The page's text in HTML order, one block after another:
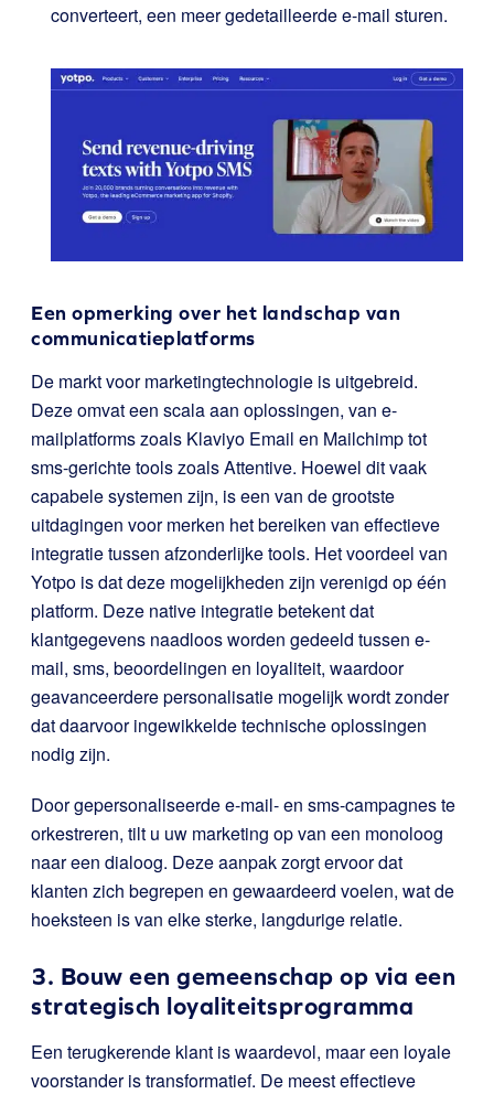
converteert, een meer gedetailleerde e-mail sturen.
Een opmerking over het landschap van
communicatieplatforms
De markt voor marketingtechnologie is uitgebreid.
Deze omvat een scala aan oplossingen, van e-
mailplatforms zoals Klaviyo Email en Mailchimp tot
sms-gerichte tools zoals Attentive. Hoewel dit vaak
capabele systemen zijn, is een van de grootste
uitdagingen voor merken het bereiken van effectieve
integratie tussen afzonderlijke tools. Het voordeel van
Yotpo is dat deze mogelijkheden zijn verenigd op één
platform. Deze native integratie betekent dat
klantgegevens naadloos worden gedeeld tussen e-
mail, sms, beoordelingen en loyaliteit, waardoor
geavanceerdere personalisatie mogelijk wordt zonder
dat daarvoor ingewikkelde technische oplossingen
nodig zijn.
Door gepersonaliseerde e-mail- en sms-campagnes te
orkestreren, tilt u uw marketing op van een monoloog
naar een dialoog. Deze aanpak zorgt ervoor dat
klanten zich begrepen en gewaardeerd voelen, wat de
hoeksteen is van elke sterke, langdurige relatie.
3. Bouw een gemeenschap op via een
strategisch loyaliteitsprogramma
Een terugkerende klant is waardevol, maar een loyale
voorstander is transformatief. De meest effectieve